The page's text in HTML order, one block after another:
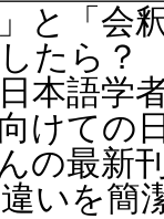
と「会
たら
本語学
けての
の最新
いを簡